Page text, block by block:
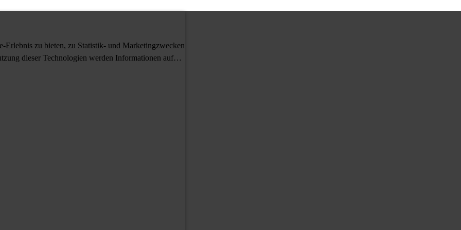
Erlebnis zu bieten, zu Statistik- und Marketingzwecken
dieser Technologien werden Informationen auf